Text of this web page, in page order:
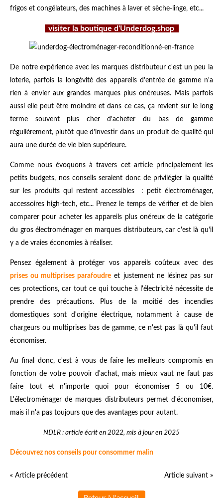
frigos et congélateurs, des machines à laver et sèche-linge, etc...
visiter la boutique d'Underdog.shop
De notre expérience avec les marques distributeur c'est un peu la
loterie, parfois la longévité des appareils d'entrée de gamme n'a
rien à envier aux grandes marques plus onéreuses. Mais parfois
aussi elle peut être moindre et dans ce cas, ça revient sur le long
terme souvent plus cher d'acheter du bas de gamme
régulièrement, plutôt que d'investir dans un produit de qualité qui
aura une durée de vie bien supérieure.
Comme nous évoquons à travers cet article principalement les
petits budgets, nos conseils seraient donc de privilégier la qualité
sur les produits qui restent accessibles : petit électroménager,
accessoires high-tech, etc... Prenez le temps de vérifier et de bien
comparer pour acheter les appareils plus onéreux de la catégorie
du gros électroménager en marques distributeurs, car c'est là qu'il
y a de vraies économies à réaliser.
Pensez également à protéger vos appareils coûteux avec des
prises ou multiprises parafoudre et justement ne lésinez pas sur
ces protections, car tout ce qui touche à l'électricité nécessite de
prendre des précautions. Plus de la moitié des incendies
domestiques sont d'origine électrique, notamment à cause de
chargeurs ou multiprises bas de gamme, ce n'est pas là qu'il faut
économiser.
Au final donc, c'est à vous de faire les meilleurs compromis en
fonction de votre pouvoir d'achat, mais mieux vaut ne faut pas
faire tout et n'importe quoi pour économiser 5 ou 10€.
L'électroménager de marques distributeurs permet d'économiser,
mais il n'a pas toujours que des avantages pour autant.
NDLR : article écrit en 2022, mis à jour en 2025
Découvrez nos conseils pour consommer malin
« Article précédent Article suivant »